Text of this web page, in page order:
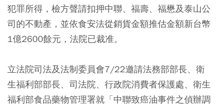
犯罪所得，檢方聲請扣押中聯、福壽、福懋及泰山公
司的不動產，並依食安法從銷貨金額推估金額新台幣
1億2600餘元，法院已裁准。
立法院司法及法制委員會7/22邀請法務部部長、衛
生福利部部長、司法院、行政院消費者保護處、衛生
福利部食品藥物管理署就「中聯致癌油事件之偵辦調